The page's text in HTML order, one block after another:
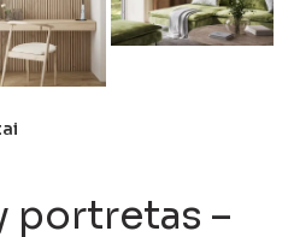
portretas –